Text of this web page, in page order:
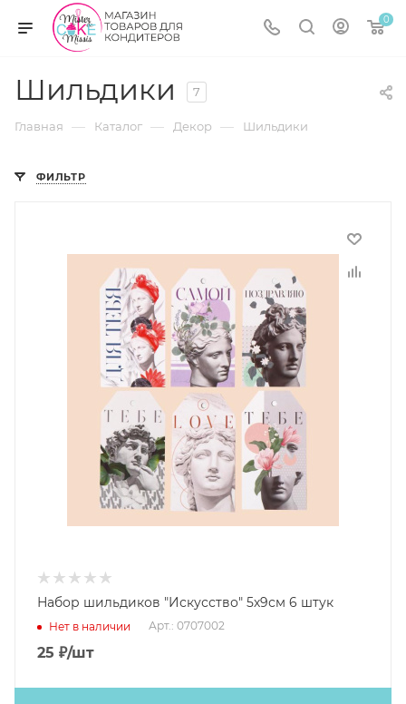
0
Шильдики 7
Главная — Каталог — Декор — Шильдики
ФИЛЬТР
Набор шильдиков "Искусство" 5х9см 6 штук
Нет в наличии Арт.: 0707002
25 ₽/шт